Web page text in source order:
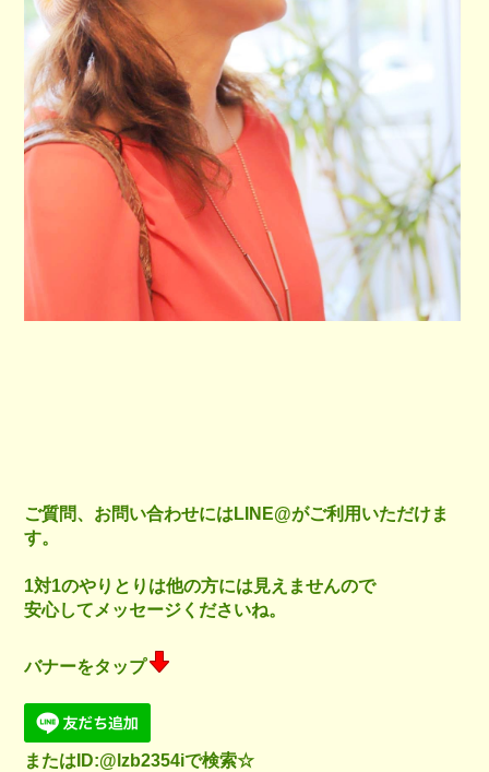
ご質問、お問い合わせにはLINE@がご利用いただけま
す。
1対1のやりとりは他の方には見えませんので
安心してメッセージくださいね。
バナーをタップ
またはID:@lzb2354iで検索☆